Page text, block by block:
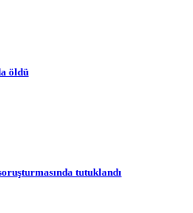
öldü
tutuklandı